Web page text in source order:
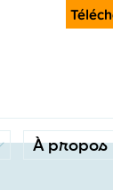
À propos